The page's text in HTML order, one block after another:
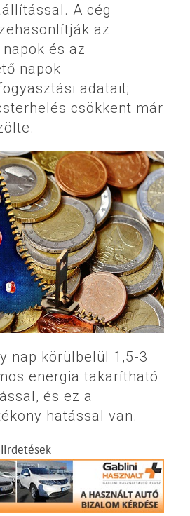
A cég
az
és az
napok
adatait;
csökkent már
nap körülbelül 1,5-3
energia takarítható
és ez a
hatással van.